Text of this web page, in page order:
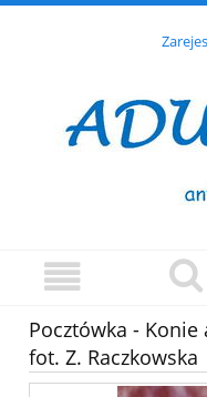
Pocztówka - Konie
fot. Z. Raczkowska